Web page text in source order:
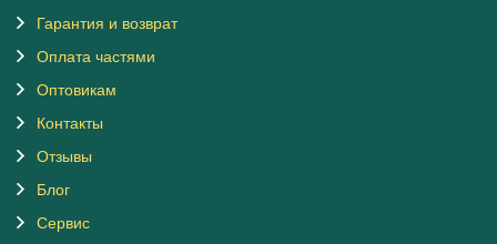
Гарантия и возврат
Оплата частями
Оптовикам
Контакты
Отзывы
Блог
Сервис